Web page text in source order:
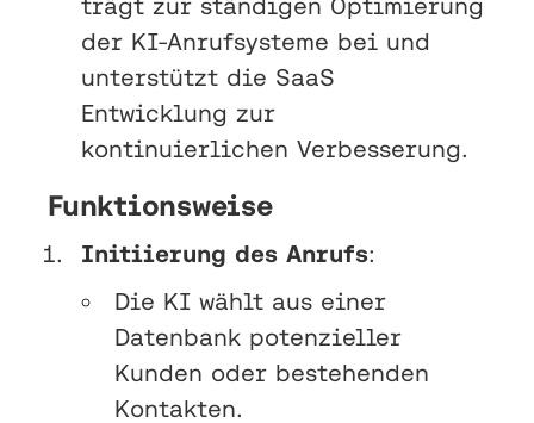
der KI-Anrufsysteme bei und
unterstützt die SaaS
Entwicklung zur
kontinuierlichen Verbesserung.
Funktionsweise
Initiierung des Anrufs:
Die KI wählt aus einer
Datenbank potenzieller
Kunden oder bestehenden
Kontakten.